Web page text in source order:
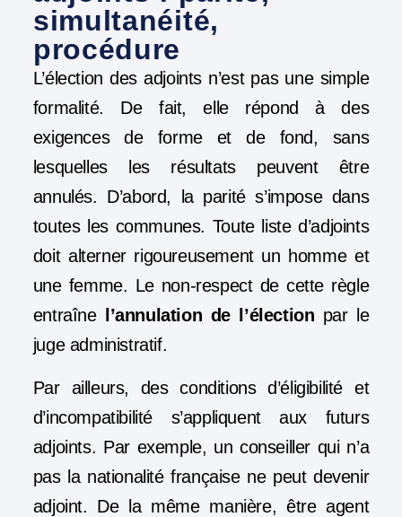
simultanéité,
procédure
L’élection des adjoints n’est pas une simple
formalité. De fait, elle répond à des
exigences de forme et de fond, sans
lesquelles les résultats peuvent être
annulés. D’abord, la parité s’impose dans
toutes les communes. Toute liste d’adjoints
doit alterner rigoureusement un homme et
une femme. Le non-respect de cette règle
entraîne
l’annulation de l’élection par le
juge administratif.
Par ailleurs, des conditions d’éligibilité et
d’incompatibilité s’appliquent aux futurs
adjoints. Par exemple, un conseiller qui n’a
pas la nationalité française ne peut devenir
adjoint. De la même manière, être agent